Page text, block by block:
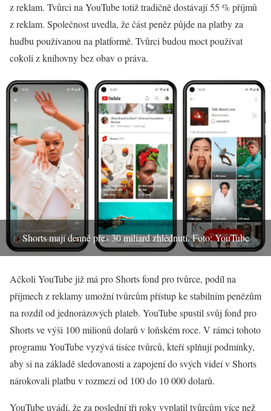
z reklam. Tvůrci na YouTube totiž tradičně dostávají 55 % příjmů
z reklam. Společnost uvedla, že část peněz půjde na platby za
hudbu používanou na platformě. Tvůrci budou moct používat
cokoli z knihovny bez obav o práva.
Shorts mají denně přes 30 miliard zhlédnutí. Foto: YouTube
Ačkoli YouTube již má pro Shorts fond pro tvůrce, podíl na
příjmech z reklamy umožní tvůrcům přístup ke stabilním penězům
na rozdíl od jednorázových plateb. YouTube spustil svůj fond pro
Shorts ve výši 100 milionů dolarů v loňském roce. V rámci tohoto
programu YouTube vyzývá tisíce tvůrců, kteří splňují podmínky,
aby si na základě sledovanosti a zapojení do svých videí v Shorts
nárokovali platbu v rozmezí od 100 do 10 000 dolarů.
YouTube uvádí, že za poslední tři roky vyplatil tvůrcům více než